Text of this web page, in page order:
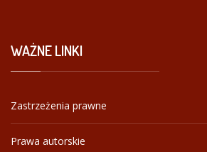
WAŻNELINKI
Zastrzeżenia prawne
Prawa autorskie